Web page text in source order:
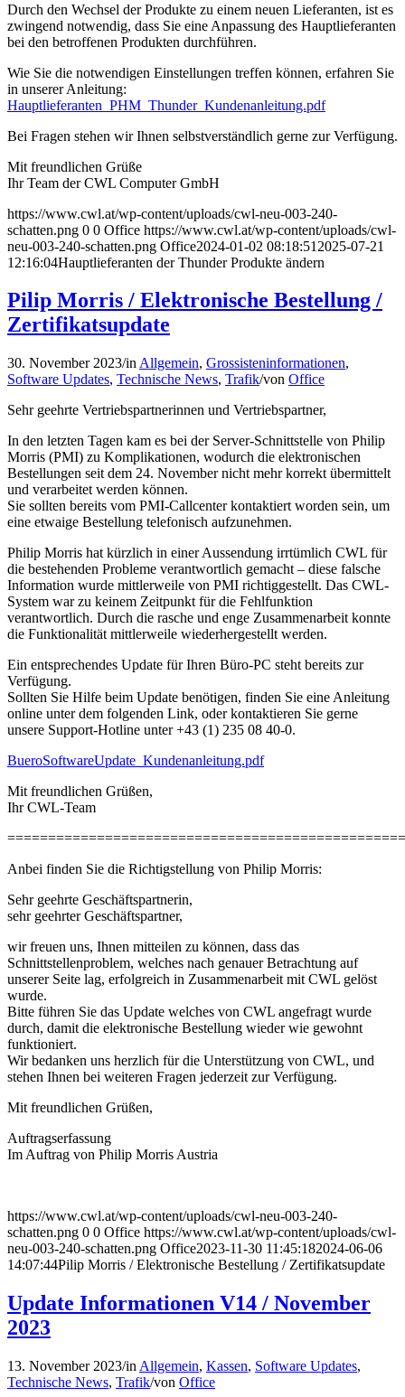
Durch den Wechsel der Produkte zu einem neuen Lieferanten, ist es
zwingend notwendig, dass Sie eine Anpassung des Hauptlieferanten
bei den betroffenen Produkten durchführen.
Wie Sie die notwendigen Einstellungen treffen können, erfahren Sie
in unserer Anleitung:
Hauptlieferanten_PHM_Thunder_Kundenanleitung.pdf
Bei Fragen stehen wir Ihnen selbstverständlich gerne zur Verfügung.
Mit freundlichen Grüße
Ihr Team der CWL Computer GmbH
https://www.cwl.at/wp-content/uploads/cwl-neu-003-240-
schatten.png 0 0 Office https://www.cwl.at/wp-content/uploads/cwl-
neu-003-240-schatten.png Office2024-01-02 08:18:51 2025-07-21
12:16:04Hauptlieferanten der Thunder Produkte ändern
Pilip Morris / Elektronische Bestellung /
Zertifikatsupdate
30. November 2023/in Allgemein, Grossisteninformationen,
Software Updates, Technische News, Trafik/von Office
Sehr geehrte Vertriebspartnerinnen und Vertriebspartner,
In den letzten Tagen kam es bei der Server-Schnittstelle von Philip
Morris (PMI) zu Komplikationen, wodurch die elektronischen
Bestellungen seit dem 24. November nicht mehr korrekt übermittelt
und verarbeitet werden können.
Sie sollten bereits vom PMI-Callcenter kontaktiert worden sein, um
eine etwaige Bestellung telefonisch aufzunehmen.
Philip Morris hat kürzlich in einer Aussendung irrtümlich CWL für
die bestehenden Probleme verantwortlich gemacht – diese falsche
Information wurde mittlerweile von PMI richtiggestellt. Das CWL-
System war zu keinem Zeitpunkt für die Fehlfunktion
verantwortlich. Durch die rasche und enge Zusammenarbeit konnte
die Funktionalität mittlerweile wiederhergestellt werden.
Ein entsprechendes Update für Ihren Büro-PC steht bereits zur
Verfügung.
Sollten Sie Hilfe beim Update benötigen, finden Sie eine Anleitung
online unter dem folgenden Link, oder kontaktieren Sie gerne
unsere Support-Hotline unter +43 (1) 235 08 40-0.
BueroSoftwareUpdate_Kundenanleitung.pdf
Mit freundlichen Grüßen,
Ihr CWL-Team
Anbei finden Sie die Richtigstellung von Philip Morris:
Sehr geehrte Geschäftspartnerin,
sehr geehrter Geschäftspartner,
wir freuen uns, Ihnen mitteilen zu können, dass das
Schnittstellenproblem, welches nach genauer Betrachtung auf
unserer Seite lag, erfolgreich in Zusammenarbeit mit CWL gelöst
wurde.
Bitte führen Sie das Update welches von CWL angefragt wurde
durch, damit die elektronische Bestellung wieder wie gewohnt
funktioniert.
Wir bedanken uns herzlich für die Unterstützung von CWL, und
stehen Ihnen bei weiteren Fragen jederzeit zur Verfügung.
Mit freundlichen Grüßen,
Auftragserfassung
Im Auftrag von Philip Morris Austria
https://www.cwl.at/wp-content/uploads/cwl-neu-003-240-
schatten.png 0 0 Office https://www.cwl.at/wp-content/uploads/cwl-
neu-003-240-schatten.png Office2023-11-30 11:45:182024-06-06
14:07:44Pilip Morris / Elektronische Bestellung / Zertifikatsupdate
Update Informationen V14 / November
2023
13. November 2023/in Allgemein, Kassen, Software Updates,
Technische News, Trafik/von Office